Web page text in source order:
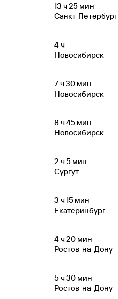
13 ч 25 мин
Санкт-Петербург
4ч
Новосибирск
7ч 30 мин
Новосибирск
8ч 45 мин
Новосибирск
2 ч 5 мин
Сургут
3 ч 15 мин
Екатеринбург
4ч 20 мин
Ростов-на-Дону
5ч 30 мин
Ростов-на-Дону